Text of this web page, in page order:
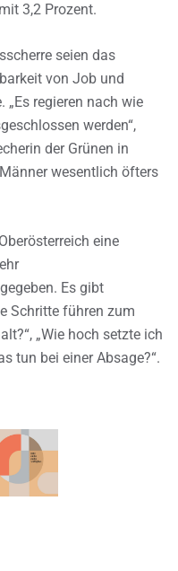
3,2 Prozent.
seien das
von Job und
regieren nach wie
werden“,
der Grünen in
wesentlich öfters
eine
Es gibt
Schritte führen zum
„Wie hoch setzte ich
tun bei einer Absage?“.